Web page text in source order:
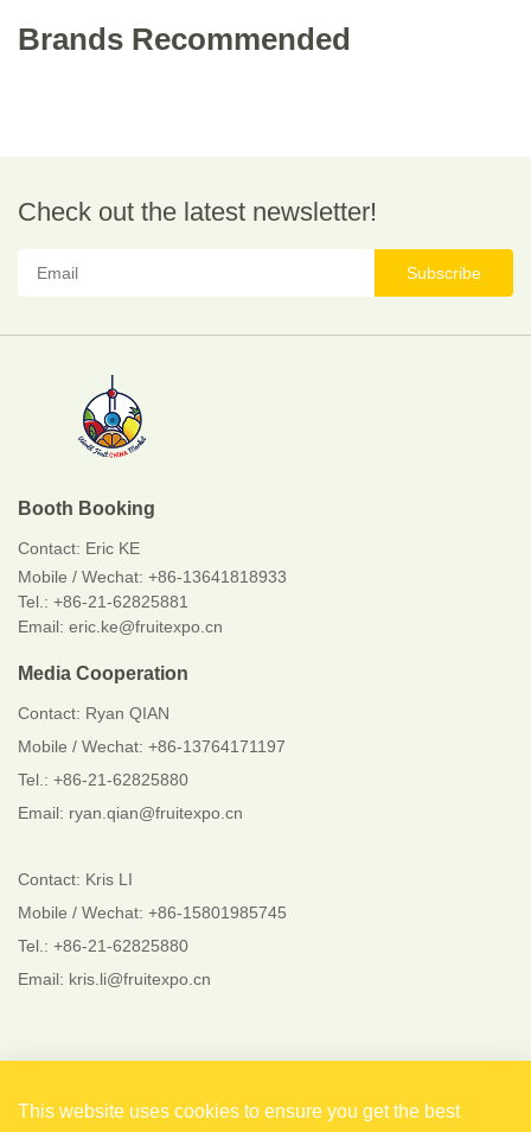
Brands Recommended
Check out the latest newsletter!
Subscribe
Booth Booking
Contact: Eric KE
Mobile / Wechat: +86-13641818933
Tel.: +86-21-62825881
Email: eric.ke@fruitexpo.cn
Media Cooperation
Contact: Ryan QIAN
Mobile / Wechat: +86-13764171197
Tel.: +86-21-62825880
Email: ryan.qian@fruitexpo.cn
Contact: Kris LI
Mobile / Wechat: +86-15801985745
Tel.: +86-21-62825880
Email: kris.li@fruitexpo.cn
This website uses cookies to ensure you get the best